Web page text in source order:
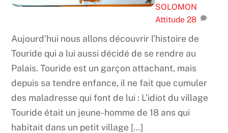
SOLOMON
Attitude 28
Aujourd’hui nous allons découvrir l’histoire de
Touride qui a lui aussi décidé de se rendre au
Palais. Touride est un garçon attachant, mais
depuis sa tendre enfance, il ne fait que cumuler
des maladresse qui font de lui : L’idiot du village
Touride était un jeune-homme de 18 ans qui
habitait dans un petit village […]